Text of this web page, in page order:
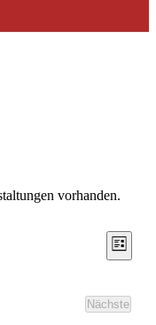
vorhanden.
Liste
Nächste